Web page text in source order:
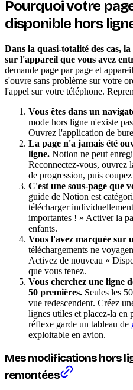
Pourquoi votre
disponible hors
Dans la quasi-totalité des cas,
sur l'appareil que vous avez
demande page par page et
s'ouvre sans problème sur votre
l'appel sur votre téléphone.
Vous êtes dans un
mode hors ligne n'existe
Ouvrez l'application de
La page n'a jamais été
ligne. Notion ne peut
Reconnectez-vous, ouvrez
de progression, puis coupez
C'est une sous-page que
guide de Notion est
télécharger
importantes ! » Activer la
enfants.
Vous l'avez marquée sur
téléchargements ne
Activez de nouveau «
que vous tenez.
Vous cherchez une ligne
50 premières. Seules les
vue redescendent. Créez
lignes utiles et placez-la en
réflexe garde un tableau de
exploitable en avion.
Mes modifications hors
remontées